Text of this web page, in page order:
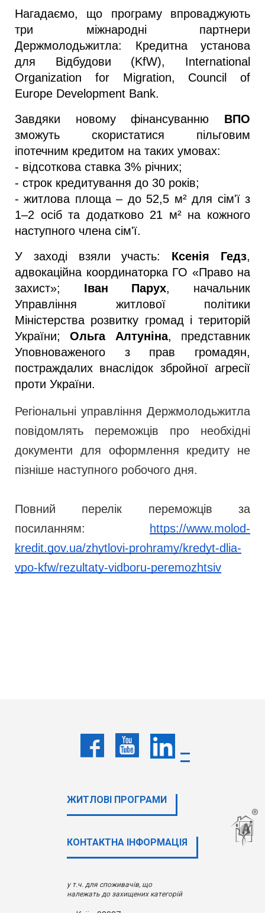
Нагадаємо, що програму впроваджують
три міжнародні партнери
Держмолодьжитла: Кредитна установа
для Відбудови (KfW), International
Organization for Migration, Council of
Europe Development Bank.
Завдяки новому фінансуванню ВПО
зможуть скористатися пільговим
іпотечним кредитом на таких умовах:
- відсоткова ставка 3% річних;
- строк кредитування до 30 років;
- житлова площа – до 52,5 м² для сім'ї з
1–2 осіб та додатково 21 м² на кожного
наступного члена сім'ї.
У заході взяли участь: Ксенія Гедз,
адвокаційна координаторка ГО «Право на
захист»; Іван Парух, начальник
Управління житлової політики
Міністерства розвитку громад і територій
України; Ольга Алтуніна, представник
Уповноваженого з прав громадян,
постраждалих внаслідок збройної агресії
проти України.
Регіональні управління Держмолодьжитла
повідомлять переможців про необхідні
документи для оформлення кредиту не
пізніше наступного робочого дня.
Повний перелік переможців за
посиланням:
https://www.molod-
kredit.gov.ua/zhytlovi-prohramy/kredyt-dlia-
vpo-kfw/rezultaty-vidboru-peremozhtsiv
ЖИТЛОВІ ПРОГРАМИ
КОНТАКТНА ІНФОРМАЦІЯ
у т.ч. для споживачів, що
належать до захищених категорій